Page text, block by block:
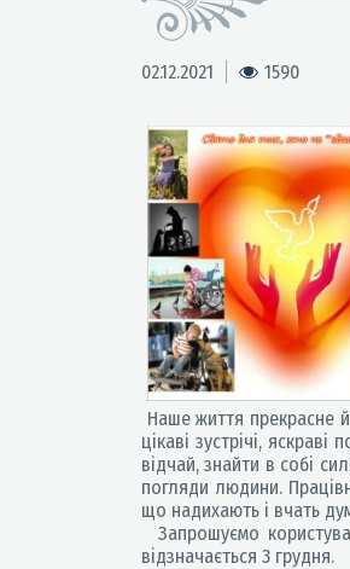
02.12.2021 1590
Наше життя прекрасне
цікаві зустрічі,
відчай, знайти в собі
погляди людини.
що надихають і вчать
Запрошуємо
відзначається 3 грудня.